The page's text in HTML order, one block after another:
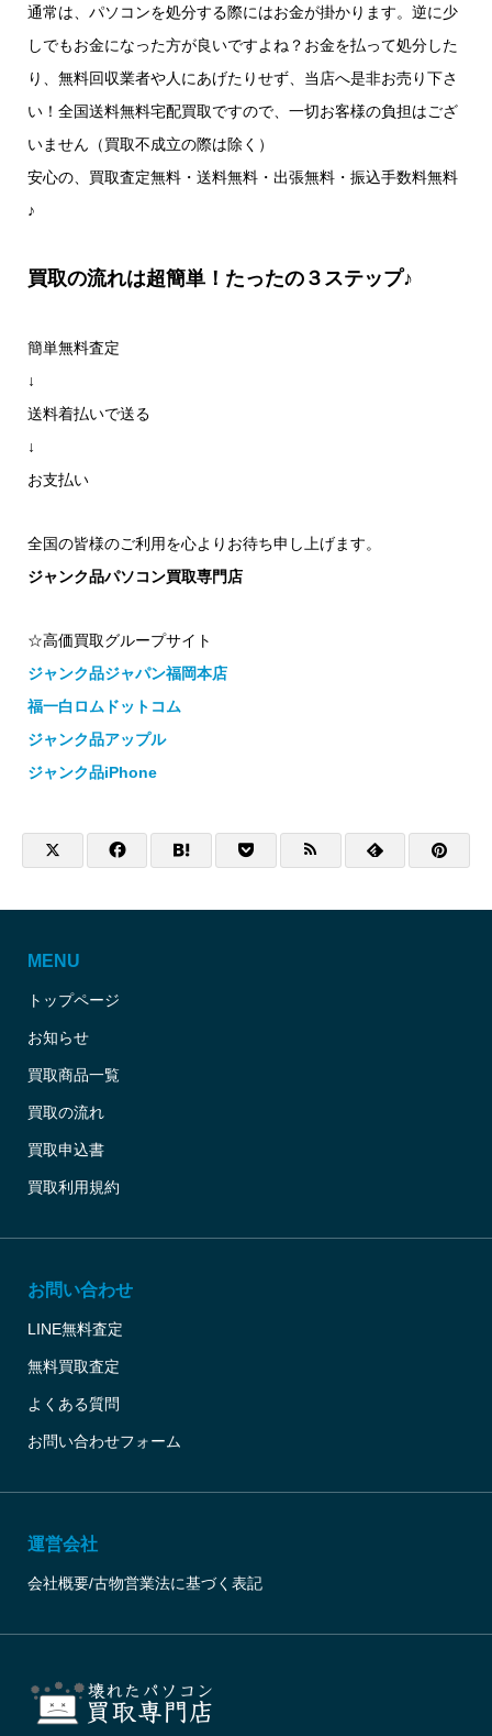
通常は、パソコンを処分する際にはお金が掛かります。逆に少
しでもお金になった方が良いですよね？お金を払って処分した
り、無料回収業者や人にあげたりせず、当店へ是非お売り下さ
い！全国送料無料宅配買取ですので、一切お客様の負担はござ
いません（買取不成立の際は除く）
安心の、買取査定無料・送料無料・出張無料・振込手数料無料
♪
買取の流れは超簡単！たったの３ステップ♪
簡単無料査定
↓
送料着払いで送る
↓
お支払い
全国の皆様のご利用を心よりお待ち申し上げます。
ジャンク品パソコン買取専門店
☆高価買取グループサイト
ジャンク品ジャパン福岡本店
福一白ロムドットコム
ジャンク品アップル
ジャンク品iPhone
MENU
トップページ
お知らせ
買取商品一覧
買取の流れ
買取申込書
買取利用規約
お問い合わせ
LINE無料査定
無料買取査定
よくある質問
お問い合わせフォーム
運営会社
会社概要/古物営業法に基づく表記